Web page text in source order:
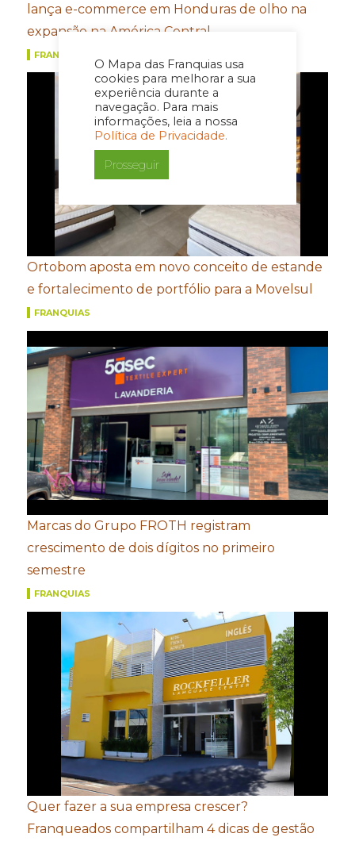
O Mapa das Franquias usa
cookies para melhorar a sua
experiência durante a
navegação. Para mais
informações, leia a nossa
Política de Privacidade.
Prosseguir
lança e-commerce em Honduras de olho na
expansão na América Central
FRANQUIAS
Ortobom aposta em novo conceito de estande
e fortalecimento de portfólio para a Movelsul
FRANQUIAS
Marcas do Grupo FROTH registram
crescimento de dois dígitos no primeiro
semestre
FRANQUIAS
Quer fazer a sua empresa crescer?
Franqueados compartilham 4 dicas de gestão